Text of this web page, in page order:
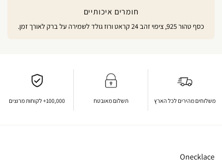
חומרים איכותיים
כסף טהור 925, ציפוי זהב 24 קראט ורוז גולד לשמירה על ברק לאורך זמן.
משלוחים מהירים לכל הארץ תשלום מאובטח 100,000+ לקוחות מרוצים
Onecklace